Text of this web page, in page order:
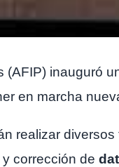
inauguró
en marcha
realizar
corrección de